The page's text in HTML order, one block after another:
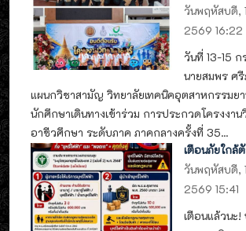
วันพฤหัสบดี,
2569 16:22
วันที่ 13-15
นายสมพร ศ
แผนกวิชาสามัญ วิทยาลัยเทคนิคอุตสาหกรรมย
นักศึกษาเดินทางเข้าร่วม การประกวดโครงงา
อาชีวศึกษา ระดับภาค ภาคกลางครั้งที่ 35...
เตือนภัยใกล้
วันพฤหัสบดี,
2569 15:41
เตือนแล้วนะ!